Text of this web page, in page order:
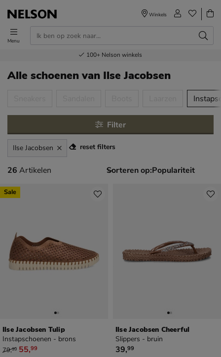
Menu
Winkels
Voor 23.00u besteld,volgende dag in huis
Gratisverzending en retour
Bestel nu,betaal later
100+ Nelson winkels
Alle schoenenvan Ilse Jacobsen
Filter
Ilse Jacobsen reset filters
26 artikelen
26 Artikelen Sorteren op:
Ilse Jacobsen Tulip
Instapschoenen - brons
van € 79,99 voor € 55,99
79,99 55,99
Sale
Ilse Jacobsen Cheerful
Slippers - bruin
€ 39,99
39,99